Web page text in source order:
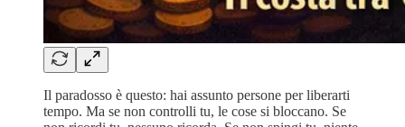
Il paradosso è questo: hai assunto persone per liberarti
tempo. Ma se non controlli tu, le cose si bloccano. Se